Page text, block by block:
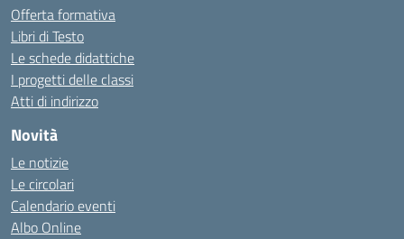
Offerta formativa
Libri di Testo
Le schede didattiche
I progetti delle classi
Atti di indirizzo
Novità
Le notizie
Le circolari
Calendario eventi
Albo Online